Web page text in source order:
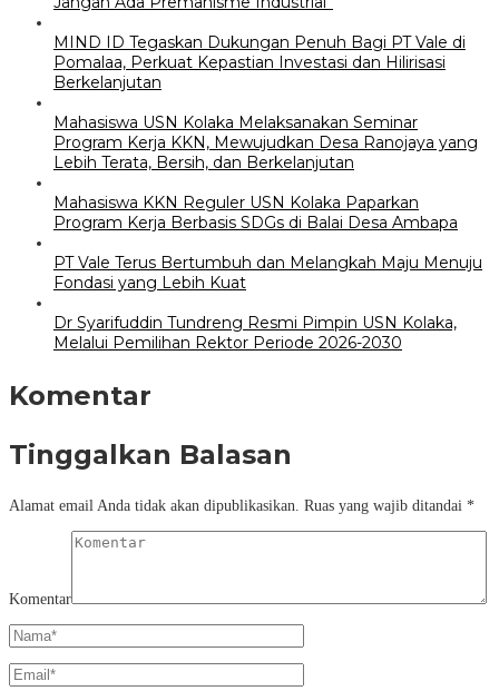
MIND ID Tegaskan Dukungan Penuh Bagi PT Vale di
Pomalaa, Perkuat Kepastian Investasi dan Hilirisasi
Berkelanjutan
Mahasiswa USN Kolaka Melaksanakan Seminar
Program Kerja KKN, Mewujudkan Desa Ranojaya yang
Lebih Terata, Bersih, dan Berkelanjutan
Mahasiswa KKN Reguler USN Kolaka Paparkan
Program Kerja Berbasis SDGs di Balai Desa Ambapa
PT Vale Terus Bertumbuh dan Melangkah Maju Menuju
Fondasi yang Lebih Kuat
Dr Syarifuddin Tundreng Resmi Pimpin USN Kolaka,
Melalui Pemilihan Rektor Periode 2026-2030
Komentar
Tinggalkan Balasan
Alamat email Anda tidak akan dipublikasikan. Ruas yang wajib ditandai *
Komentar